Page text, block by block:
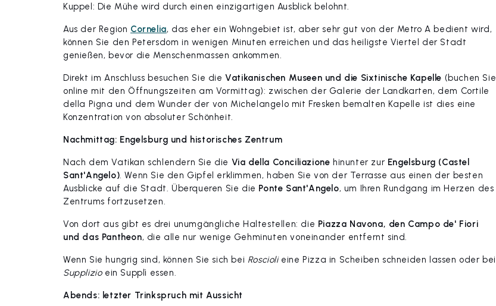
Kuppel: Die Mühe wird durch einen einzigartigen Ausblick belohnt.
Aus der Region Cornelia, das eher ein Wohngebiet ist, aber sehr gut von der Metro A bedient wird,
können Sie den Petersdom in wenigen Minuten erreichen und das heiligste Viertel der Stadt
genießen, bevor die Menschenmassen ankommen.
Direkt im Anschluss besuchen Sie dieVatikanischen Museen und die Sixtinische Kapelle (buchen Sie
online mit den Öffnungszeiten am Vormittag): zwischen der Galerie der Landkarten, dem Cortile
della Pigna und dem Wunder der von Michelangelo mit Fresken bemalten Kapelle ist dies eine
Konzentration von absoluter Schönheit.
Nachmittag: Engelsburg und historisches Zentrum
Nach dem Vatikan schlendern Sie die Via della Conciliazione hinunter zur Engelsburg (Castel
Sant'Angelo). Wenn Sie den Gipfel erklimmen, haben Sie von der Terrasse aus einen der besten
Ausblicke auf die Stadt. Überqueren Sie die Ponte Sant'Angelo, um Ihren Rundgang im Herzen des
Zentrums fortzusetzen.
Von dort aus gibt es drei unumgängliche Haltestellen: die Piazza Navona, den Campo de' Fiori
und das Pantheon, die alle nur wenige Gehminuten voneinander entfernt sind.
Wenn Sie hungrig sind, können Sie sich bei Rosciolieine Pizza in Scheiben schneiden lassen oder bei
Supplizioein Supplì essen.
Abends: letzter Trinkspruch mit Aussicht